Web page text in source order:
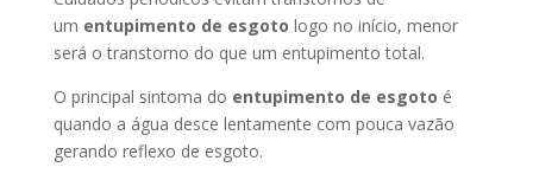
um entupimento de esgoto logo no início, menor
será o transtorno do que um entupimento total.
O principal sintoma do entupimento de esgoto é
quando a água desce lentamente com pouca vazão
gerando reflexo de esgoto.